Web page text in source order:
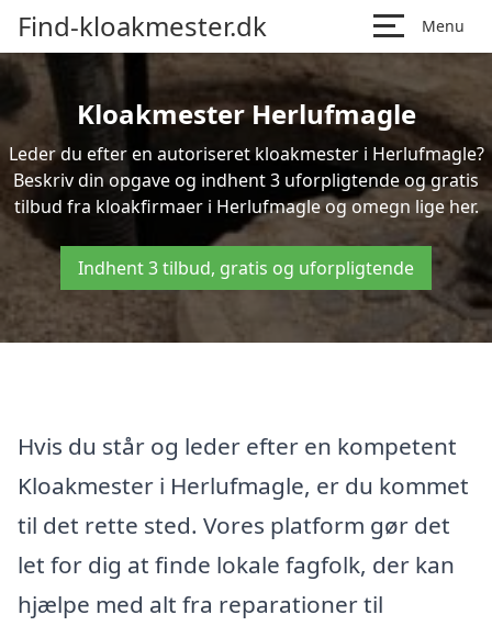
Find-kloakmester.dk Menu
Kloakmester Herlufmagle
Leder du efter en autoriseret kloakmester i Herlufmagle?
Beskriv din opgave og indhent 3 uforpligtende og gratis
tilbud fra kloakfirmaer i Herlufmagle og omegn lige her.
Indhent 3 tilbud, gratis og uforpligtende
Hvis du står og leder efter en kompetent
Kloakmester i Herlufmagle, er du kommet
til det rette sted. Vores platform gør det
let for dig at finde lokale fagfolk, der kan
hjælpe med alt fra reparationer til